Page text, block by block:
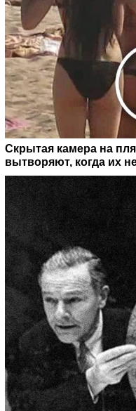
Скрытая камера на
вытворяют, когда их